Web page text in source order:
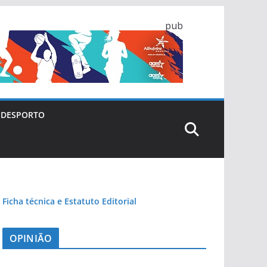
pub
DESPORTO
Ficha técnica e Estatuto Editorial
OPINIÃO